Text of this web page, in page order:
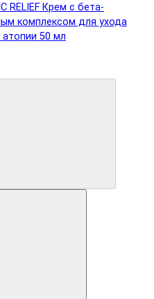
RELIEF Крем с бета-
комплексом для ухода
50 мл